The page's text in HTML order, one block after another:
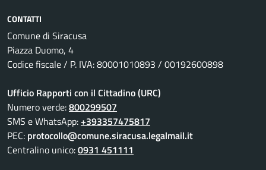
CONTATTI
Comune di Siracusa
Piazza Duomo, 4
Codice fiscale / P. IVA: 80001010893 / 00192600898
Ufficio Rapporti con il Cittadino (URC)
Numero verde:800299507
SMS e WhatsApp:+393357475817
PEC: protocollo@comune.siracusa.legalmail.it
Centralino unico:0931 451111